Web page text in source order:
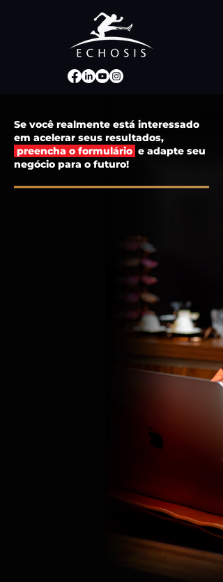
Se você realmente está interessado
em acelerar seus resultados,
preencha o formulário e adapte seu
negócio para o futuro!